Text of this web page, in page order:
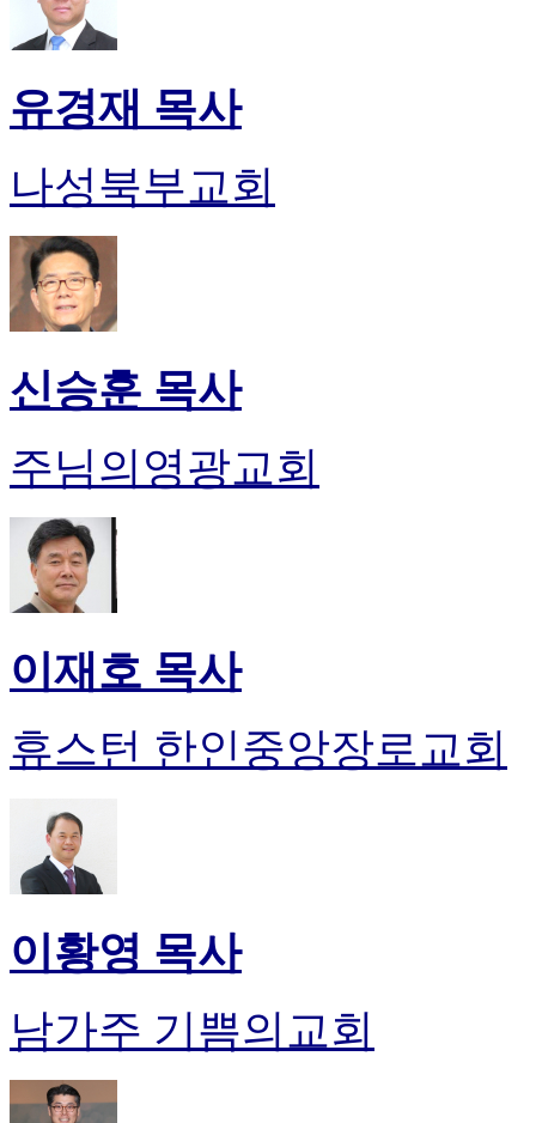
유경재 목사
나성북부교회
신승훈 목사
주님의영광교회
이재호 목사
휴스턴 한인중앙장로교회
이황영 목사
남가주 기쁨의교회